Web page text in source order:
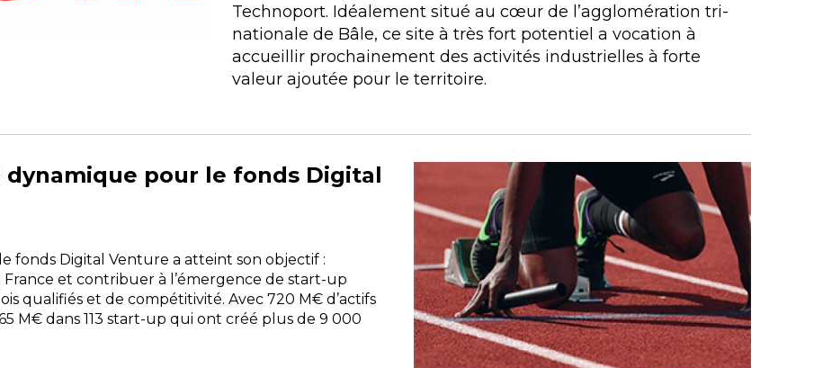
Technoport. Idéalement situé au cœur de l’agglomération tri-
nationale de Bâle, ce site à très fort potentiel a vocation à
accueillir prochainement des activités industrielles à forte
valeur ajoutée pour le territoire.
dynamique pour le fonds Digital
fonds Digital Venture a atteint son objectif :
et contribuer à l’émergence de start-up
qualifiés et de compétitivité. Avec 720 M€ d’actifs
M€ dans 113 start-up qui ont créé plus de 9 000